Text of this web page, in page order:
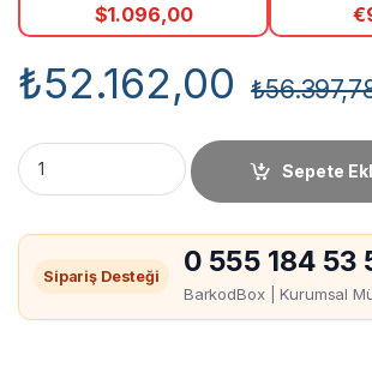
$1.096,00 €
₺52.162,00 ₺
Citizen CL-E720 Barkod Yazıcı miktar
Sepete
Sipariş Desteği 0 555 184 53
BarkodBox | Kurumsal